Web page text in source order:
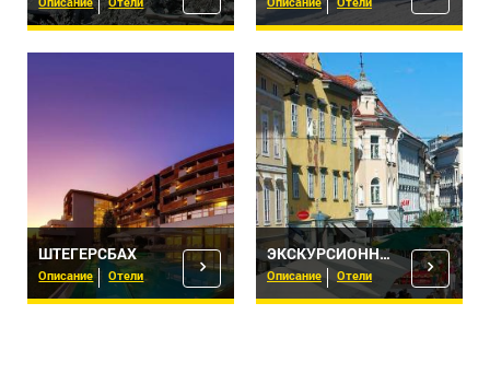
ШТЕГЕРСБАХ
Описание Отели
ЭКСКУРСИОННЫЕ ТУРЫ - КЛАГЕНФУРТ
Описание Отели